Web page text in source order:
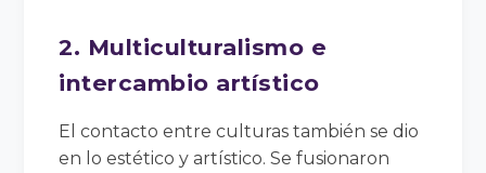
2. Multiculturalismo e
intercambio artístico
El contacto entre culturas también se dio
en lo estético y artístico. Se fusionaron